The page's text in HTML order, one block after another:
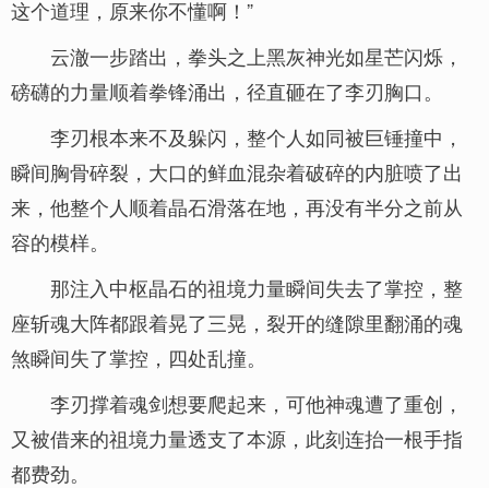
这个道理，原来你不懂啊！”
云澈一步踏出，拳头之上黑灰神光如星芒闪烁，
磅礴的力量顺着拳锋涌出，径直砸在了李刃胸口。
李刃根本来不及躲闪，整个人如同被巨锤撞中，
瞬间胸骨碎裂，大口的鲜血混杂着破碎的内脏喷了出
来，他整个人顺着晶石滑落在地，再没有半分之前从
容的模样。
那注入中枢晶石的祖境力量瞬间失去了掌控，整
座斩魂大阵都跟着晃了三晃，裂开的缝隙里翻涌的魂
煞瞬间失了掌控，四处乱撞。
李刃撑着魂剑想要爬起来，可他神魂遭了重创，
又被借来的祖境力量透支了本源，此刻连抬一根手指
都费劲。